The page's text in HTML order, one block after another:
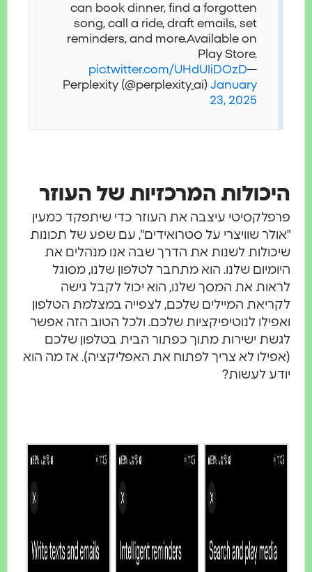
can book dinner, find a forgotten
song, call a ride, draft emails, set
reminders, and more.Available on
Play Store.
pic.twitter.com/UHdUIiDOzD
Perplexity (@perplexity_ai)January
23, 2025
היכולות המרכזיות של העוזר
פרפלקסיטי עיצבה את העוזר כדי שיתפקד כמעין
"אולר שוויצרי על סטרואידים", עם שפע של תכונות
שיכולות לשנות את הדרך שבה אנו מנהלים את
היומיום שלנו. הוא מתחבר לטלפון שלנו, מסוגל
לראות את המסך שלנו, הוא יכול לקבל גישה
לקריאת המיילים שלכם, לצפייה במצלמת הטלפון
ואפילו לנוטיפיקציות שלכם. ולכל הטוב הזה אפשר
לגשת ישירות מתוך כפתור הבית בטלפון שלכם
(אפילו לא צריך לפתוח את האפליקציה). אז מה הוא
יודע לעשות?